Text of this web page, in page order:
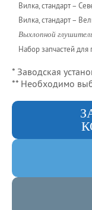
Вилка, стандарт –
Вилка, стандарт –
Выхлопной
Набор запчастей для
* Заводская
** Необходимо